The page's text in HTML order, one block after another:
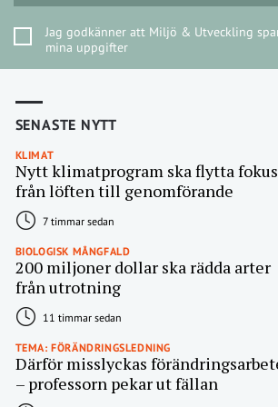
Jag godkänner att Miljö & Utveckling
mina uppgifter
SENASTE NYTT
KLIMAT
Nytt klimatprogram ska flytta fokus
från löften till genomförande
7 timmar sedan
BIOLOGISK MÅNGFALD
200 miljoner dollar ska rädda arter
från utrotning
11 timmar sedan
TEMA: FÖRÄNDRINGSLEDNING
Därför misslyckas
– professorn pekar ut fällan